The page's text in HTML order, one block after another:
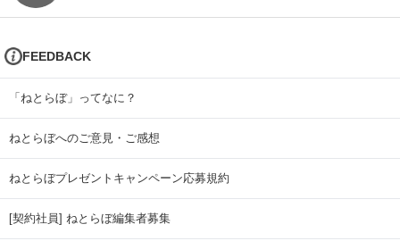
FEEDBACK
「ねとらぼ」ってなに？
ねとらぼへのご意見・ご感想
ねとらぼプレゼントキャンペーン応募規約
[契約社員] ねとらぼ編集者募集